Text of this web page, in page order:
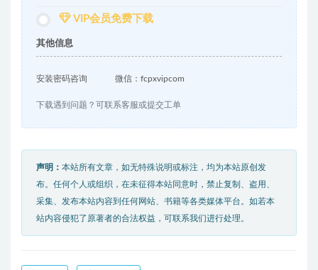
VIP会员免费下载
其他信息
安装密码咨询 微信：fcpxvipcom
下载遇到问题？可联系客服或提交工单
声明： 本站所有文章，如无特殊说明或标注，均为本站原创发
布。任何个人或组织，在未征得本站同意时，禁止复制、盗用、
采集、发布本站内容到任何网站、书籍等各类媒体平台。如若本
站内容侵犯了原著者的合法权益，可联系我们进行处理。